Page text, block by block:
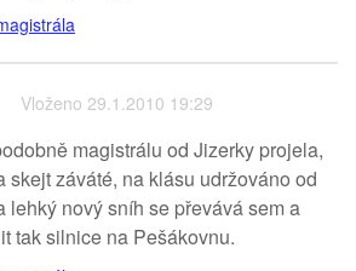
Vloženo 29.1.2010 19:29
magistrálu od Jizerky projela,
skejt záváté, na klásu udržováno od
lehký nový sníh se převává sem a
tak silnice na Pešákovnu.